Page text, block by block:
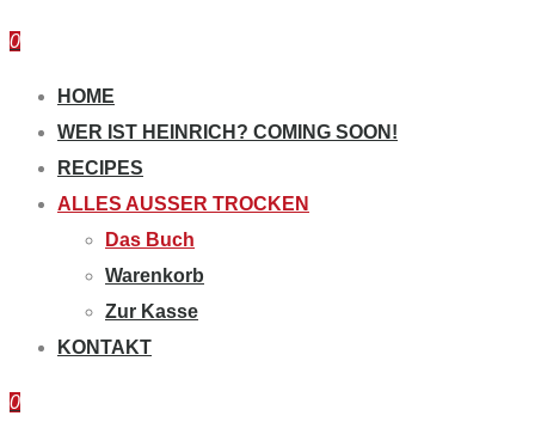
0
HOME
WER IST HEINRICH? COMING SOON!
RECIPES
ALLES AUSSER TROCKEN
Das Buch
Warenkorb
Zur Kasse
KONTAKT
0